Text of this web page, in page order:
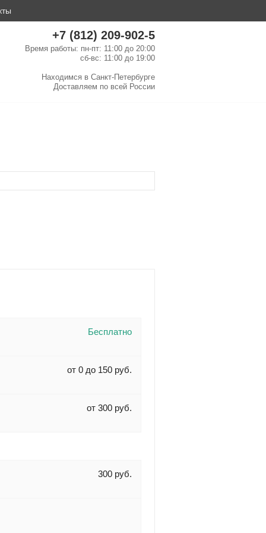
+7 (812) 209-902-5
Время работы: пн-пт: 11:00 до 20:00
сб-вс: 11:00 до 19:00
Находимся в Санкт-Петербурге
Доставляем по всей России
Бесплатно
от 0 до 150 руб.
от 300 руб.
300 руб.